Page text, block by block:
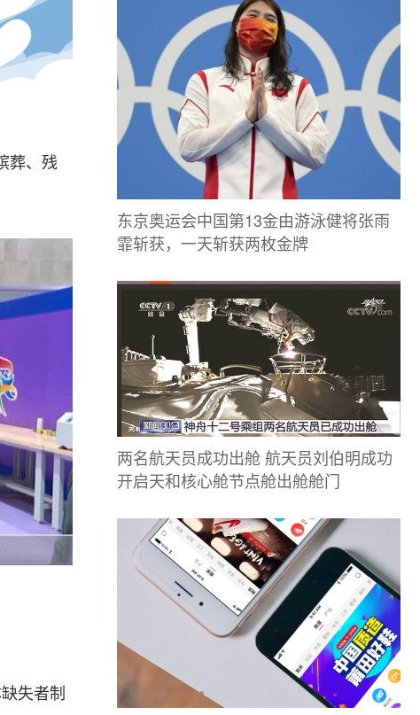
葬、残
失者制
东京奥运会中国第13金由游泳健将张雨
霏斩获，一天斩获两枚金牌
两名航天员成功出舱 航天员刘伯明成功
开启天和核心舱节点舱出舱舱门